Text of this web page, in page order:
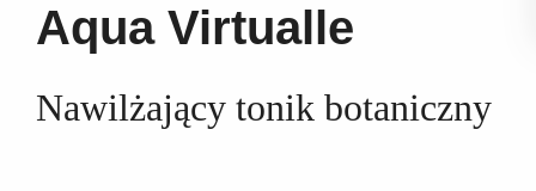
Aqua Virtualle
Nawilżający tonik botaniczny